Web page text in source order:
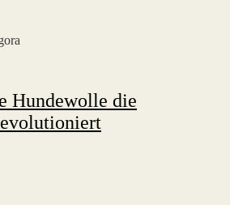
Hundewolle die